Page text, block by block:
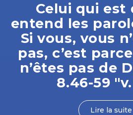
Celui qui est
entend les
Si vous, vous
pas, c’est
n’êtes pas de
8.46-59
Lire la suite